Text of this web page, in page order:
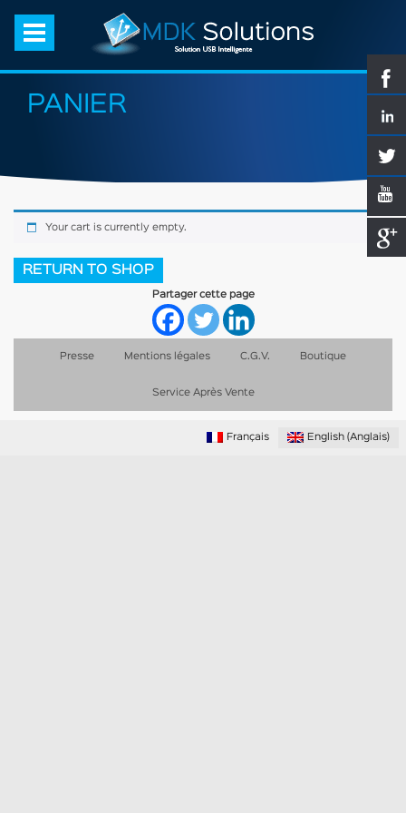
PANIER
Your cart is currently empty.
RETURN TO SHOP
Partager cette page
Presse Mentions légales C.G.V. Boutique
Service Après Vente
Français English (Anglais)